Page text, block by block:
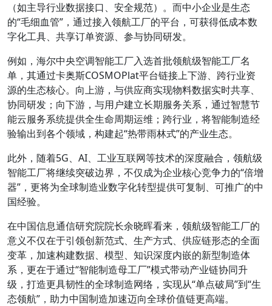
（如主导行业数据接口、安全规范）。而中小企业是生态
的“毛细血管”，通过接入领航工厂的平台，可获得低成本数
字化工具、共享订单资源、参与协同研发。
例如，海尔中央空调智能工厂入选首批领航级智能工厂名
单，其通过卡奥斯COSMOPlat平台链接上下游、跨行业资
源的生态核心。向上游，与供应商实现物料数据实时共享、
协同研发；向下游，与用户建立长期服务关系，通过智慧节
能云服务系统提供全生命周期运维；跨行业，将智能制造经
验输出到各个领域，构建起“热带雨林式”的产业生态。
此外，随着5G、AI、工业互联网等技术的深度融合，领航级
智能工厂将继续突破边界，不仅成为企业核心竞争力的“倍增
器”，更将为全球制造业数字化转型提供可复制、可推广的中
国经验。
在中国信息通信研究院院长余晓晖看来，领航级智能工厂的
意义不仅在于引领创新范式、生产方式、供应链形态的全面
变革，加速构建数据、模型、知识深度内嵌的新型制造体
系，更在于通过“智能制造母工厂”模式带动产业链协同升
级，打造更具韧性的全球制造网络，实现从“单点破局”到“生
态领航”，助力中国制造加速迈向全球价值链更高端。